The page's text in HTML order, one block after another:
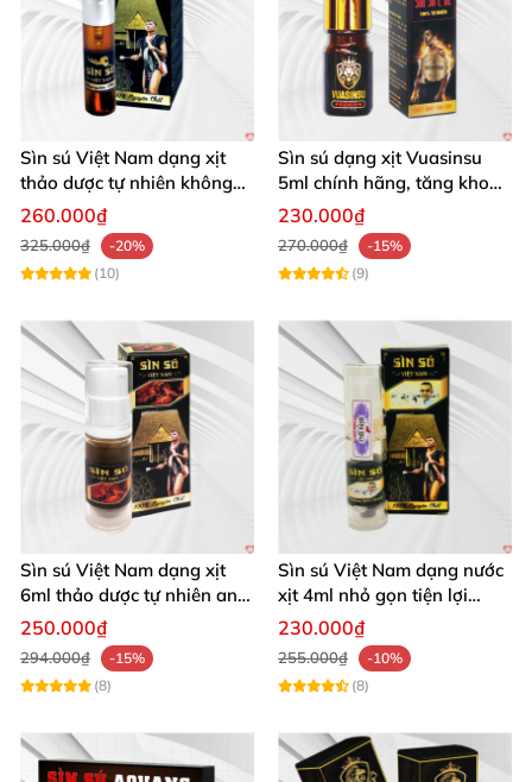
Sìn sú Việt Nam dạng xịt
thảo dược tự nhiên không
tác dụng phụ
260.000₫
325.000₫
-20%
(10)
Sìn sú dạng xịt Vuasinsu
5ml chính hãng, tăng khoái
cảm lâu dài
230.000₫
270.000₫
-15%
(9)
Sìn sú Việt Nam dạng xịt
6ml thảo dược tự nhiên an
toàn
250.000₫
294.000₫
-15%
(8)
Sìn sú Việt Nam dạng nước
xịt 4ml nhỏ gọn tiện lợi
mang theo
230.000₫
255.000₫
-10%
(8)